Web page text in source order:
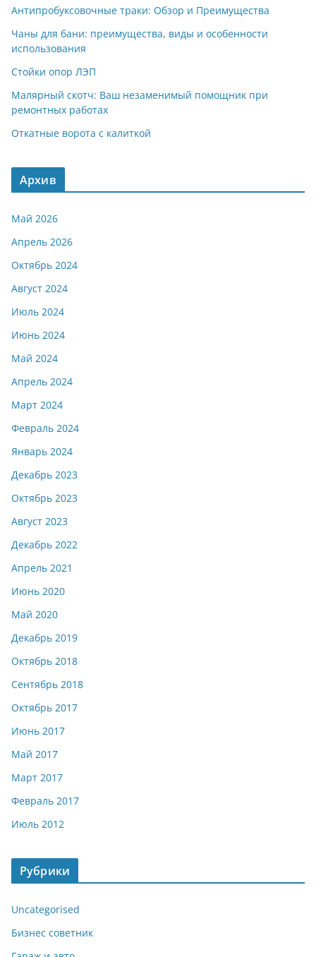
Антипробуксовочные траки: Обзор и Преимущества
Чаны для бани: преимущества, виды и особенности
использования
Стойки опор ЛЭП
Малярный скотч: Ваш незаменимый помощник при
ремонтных работах
Откатные ворота с калиткой
Архив
Май 2026
Апрель 2026
Октябрь 2024
Август 2024
Июль 2024
Июнь 2024
Май 2024
Апрель 2024
Март 2024
Февраль 2024
Январь 2024
Декабрь 2023
Октябрь 2023
Август 2023
Декабрь 2022
Апрель 2021
Июнь 2020
Май 2020
Декабрь 2019
Октябрь 2018
Сентябрь 2018
Октябрь 2017
Июнь 2017
Май 2017
Март 2017
Февраль 2017
Июль 2012
Рубрики
Uncategorised
Бизнес советник